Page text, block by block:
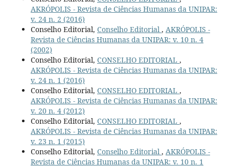
AKRÓPOLIS - Revista de Ciências Humanas da UNIPAR:
v. 24 n. 2 (2016)
Conselho Editorial, Conselho Editorial , AKRÓPOLIS -
Revista de Ciências Humanas da UNIPAR: v. 10 n. 4
(2002)
Conselho Editorial, CONSELHO EDITORIAL ,
AKRÓPOLIS - Revista de Ciências Humanas da UNIPAR:
v. 24 n. 1 (2016)
Conselho Editorial, CONSELHO EDITORIAL ,
AKRÓPOLIS - Revista de Ciências Humanas da UNIPAR:
v. 20 n. 4 (2012)
Conselho Editorial, CONSELHO EDITORIAL ,
AKRÓPOLIS - Revista de Ciências Humanas da UNIPAR:
v. 23 n. 1 (2015)
Conselho Editorial, Conselho Editorial , AKRÓPOLIS -
Revista de Ciências Humanas da UNIPAR: v. 10 n. 1